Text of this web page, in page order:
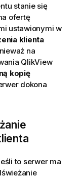
stanie się
ofertę
ustawionymi w
klienta
na
QlikView
kopię
dokona
to serwer ma